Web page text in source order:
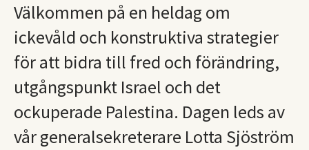
Välkommen på en heldag om
ickevåld och konstruktiva strategier
för att bidra till fred och förändring,
utgångspunkt Israel och det
ockuperade Palestina. Dagen leds av
vår generalsekreterare Lotta Sjöström